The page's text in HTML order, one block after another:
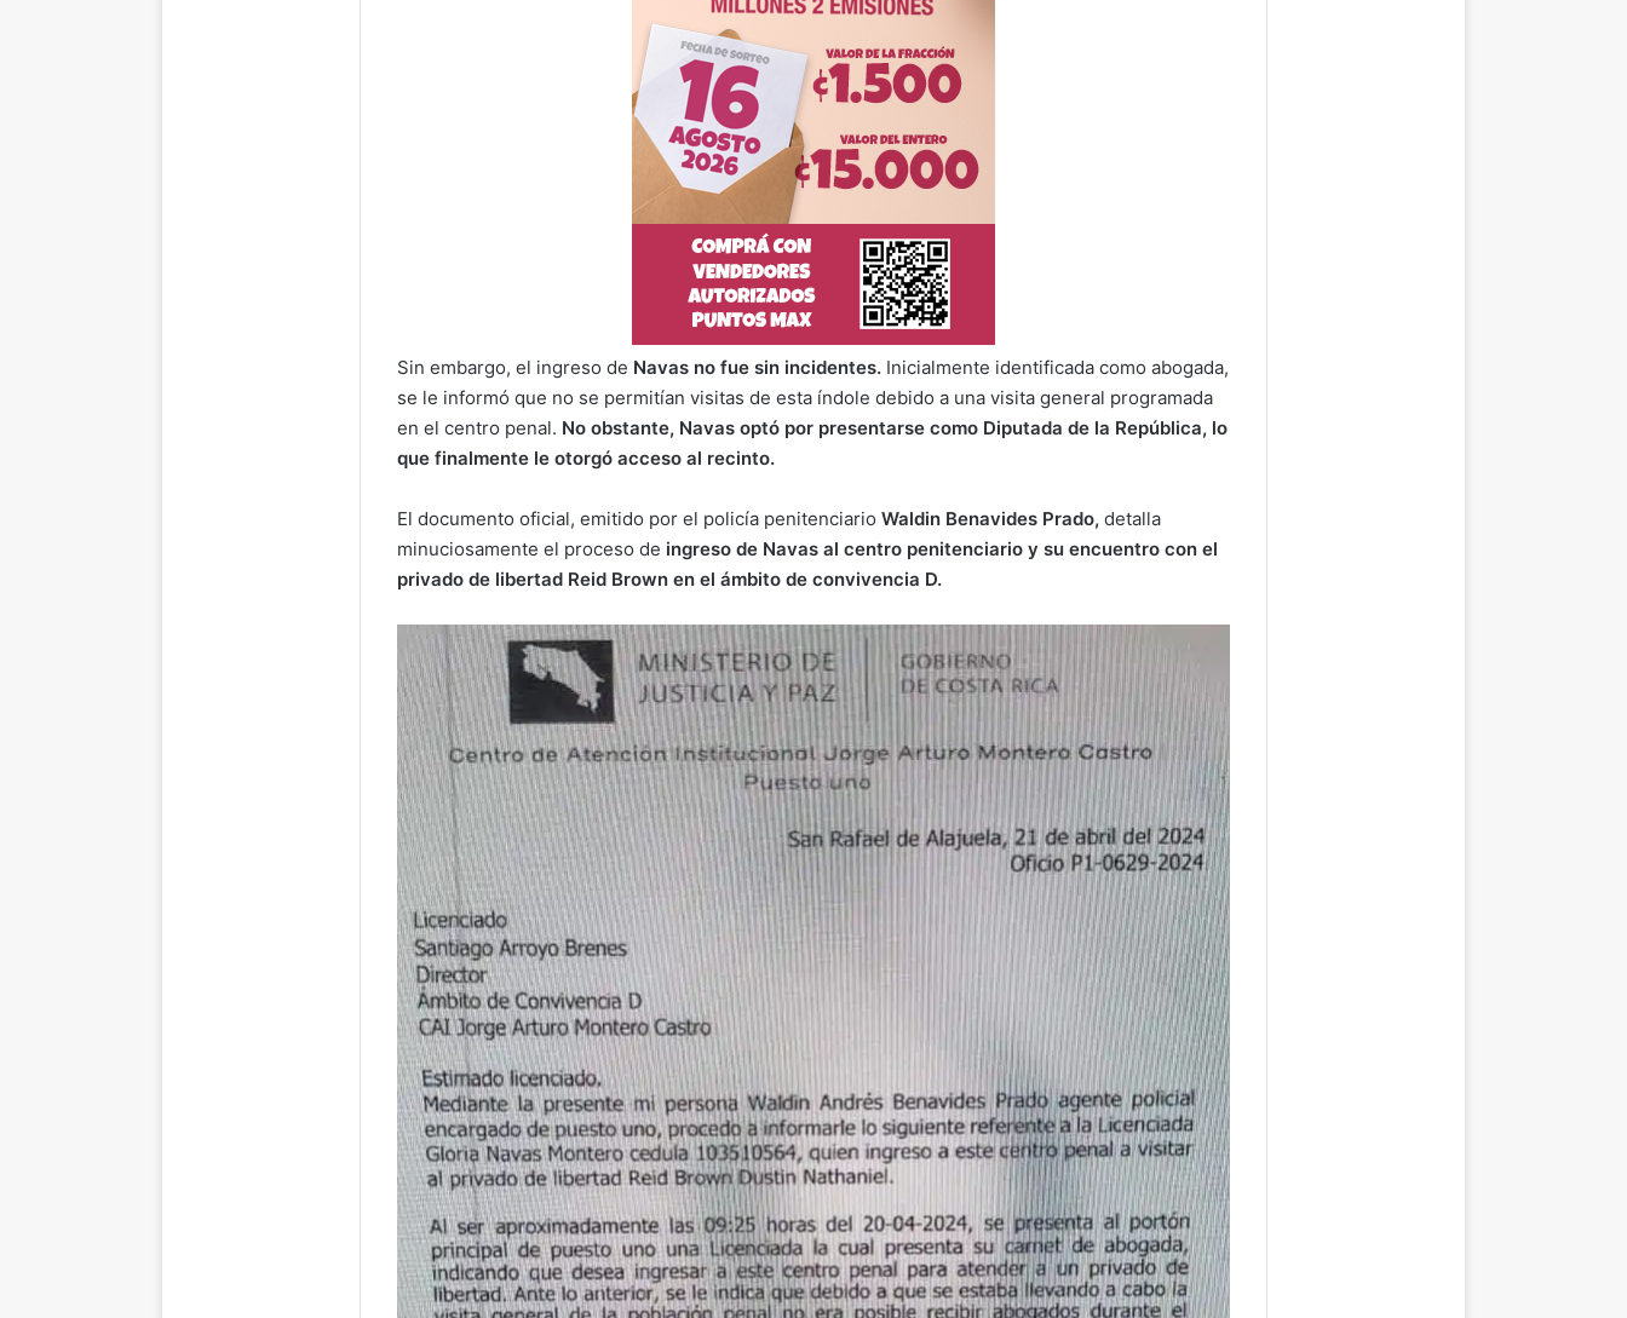
Sin embargo, el ingreso de Navas no fue sin incidentes. Inicialmente identificada como abogada,
se le informó que no se permitían visitas de esta índole debido a una visita general programada
en el centro penal. No obstante, Navas optó por presentarse como Diputada de la República, lo
que finalmente le otorgó acceso al recinto.
El documento oficial, emitido por el policía penitenciario Waldin Benavides Prado, detalla
minuciosamente el proceso de ingreso de Navas al centro penitenciario y su encuentro con el
privado de libertad Reid Brown en el ámbito de convivencia D.